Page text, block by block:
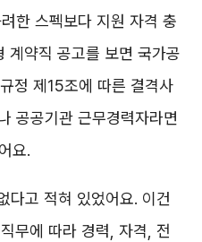
한 스펙보다 지원 자격 충
약직 공고를 보면 국가공
정 제15조에 따른 결격사
공공기관 근무경력자라면
요.
다고 적혀 있었어요. 이건
무에 따라 경력, 자격, 전